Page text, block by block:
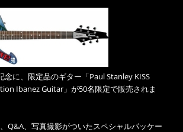
念に、限定品のギター「Paul Stanley KISS
Ibanez Guitar」が50名限定で販売されま
Q&A、写真撮影がついたスペシャルパッケー